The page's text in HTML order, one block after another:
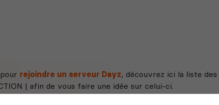
rejoindre un serveur Dayz, découvrez ici la liste
| afin de vous faire une idée sur celui-ci.